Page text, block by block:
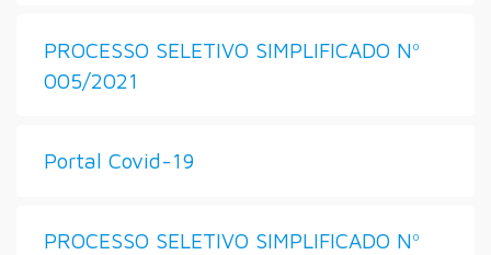
PROCESSO SELETIVO SIMPLIFICADO Nº
005/2021
Portal Covid-19
PROCESSO SELETIVO SIMPLIFICADO Nº